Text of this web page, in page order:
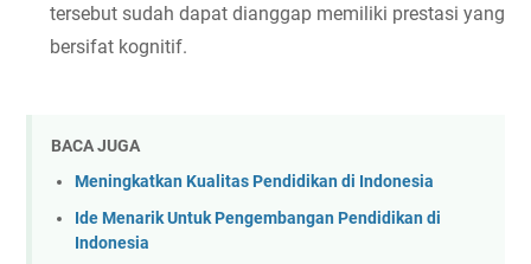
tersebut sudah dapat dianggap memiliki prestasi yang
bersifat kognitif.
BACA JUGA
Meningkatkan Kualitas Pendidikan di Indonesia
Ide Menarik Untuk Pengembangan Pendidikan di
Indonesia